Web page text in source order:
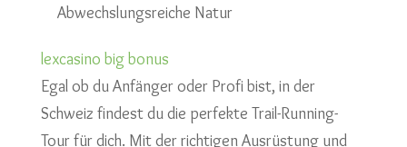
Abwechslungsreiche Natur
lexcasino big bonus
Egal ob du Anfänger oder Profi bist, in der
Schweiz findest du die perfekte Trail-Running-
Tour für dich. Mit der richtigen Ausrüstung und